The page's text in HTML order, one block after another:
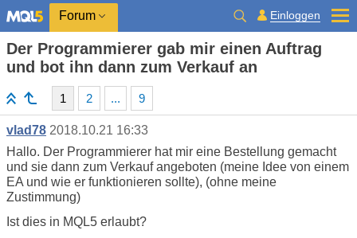
Forum Einloggen
Der Programmierer gab mir einen Auftrag
und bot ihn dann zum Verkauf an
1 2 ... 9
vlad78 2018.10.21 16:33
Hallo. Der Programmierer hat mir eine Bestellung gemacht
und sie dann zum Verkauf angeboten (meine Idee von einem
EA und wie er funktionieren sollte), (ohne meine
Zustimmung)
Ist dies in MQL5 erlaubt?